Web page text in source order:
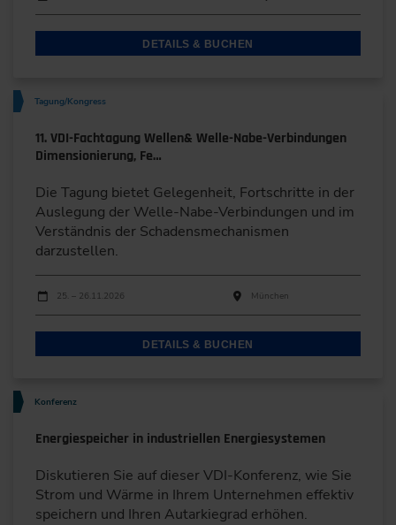
DETAILS & BUCHEN
Tagung/Kongress
11. VDI-Fachtagung Wellen& Welle-Nabe-Verbindungen
Dimensionierung, Fe…
Die Tagung bietet Gelegenheit, Fortschritte in der
Auslegung der Welle-Nabe-Verbindungen und im
Verständnis der Schadensmechanismen
darzustellen.
Durchführungen
Veranstaltungsdatum
25. – 26.11.2026 München
DETAILS & BUCHEN
Konferenz
Energiespeicher in industriellen Energiesystemen
Diskutieren Sie auf dieser VDI-Konferenz, wie Sie
Strom und Wärme in Ihrem Unternehmen effektiv
speichern und Ihren Autarkiegrad erhöhen.